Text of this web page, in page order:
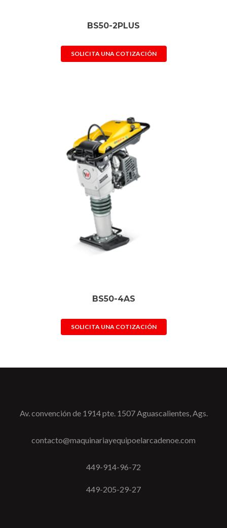
BS50-2PLUS
SOLICITA UNA COTIZACIÓN
BS50-4AS
SOLICITA UNA COTIZACIÓN
Av. convención de 1914 pte. 1507 Aguascalientes, Ags.
contacto@maquinariayequipoelarcadenoe.com
449-914-96-72
449-205-29-27